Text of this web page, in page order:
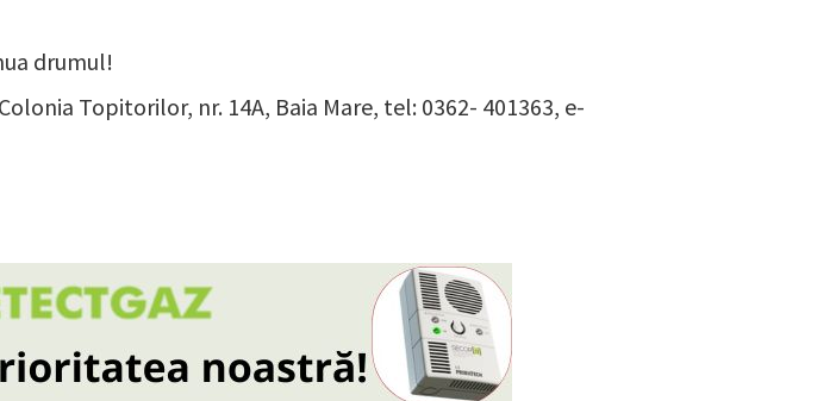
drumul!
Topitorilor, nr. 14A, Baia Mare, tel: 0362- 401363, e-